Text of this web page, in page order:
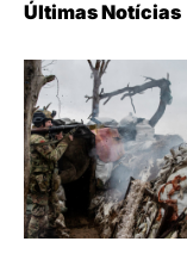
Últimas Notícias